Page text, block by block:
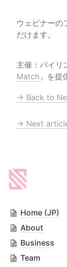
ウェビナーの
だけます。
主催：バイリ
Match 」を提
→ Back to
→ Next
Home (JP)
About
Business
Team